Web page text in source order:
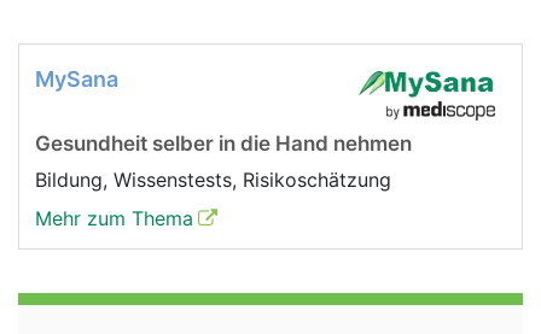
MySana
Gesundheit selber in die Hand nehmen
Bildung, Wissenstests, Risikoschätzung
Mehr zum Thema